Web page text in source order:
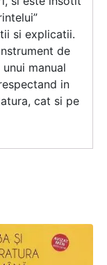
si explicatii.
de
manual
in
cat si pe